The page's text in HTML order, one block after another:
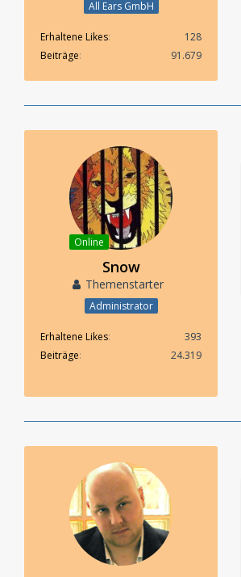
All Ears GmbH
Erhaltene Likes
128
Beiträge
91.679
Online
Snow
Themenstarter
Administrator
Erhaltene Likes
393
Beiträge
24.319